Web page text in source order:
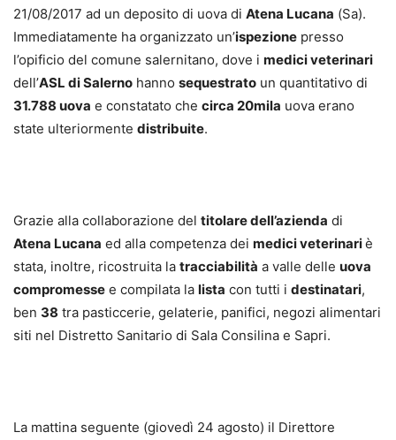
21/08/2017 ad un deposito di uova di Atena Lucana (Sa).
Immediatamente ha organizzato un’ispezione presso
l’opificio del comune salernitano, dove i medici veterinari
dell’ASL di Salerno hanno sequestrato un quantitativo di
31.788 uova e constatato che circa 20mila uova erano
state ulteriormente distribuite.
Grazie alla collaborazione del titolare dell’azienda di
Atena Lucana ed alla competenza dei medici veterinariè
stata, inoltre, ricostruita la tracciabilità a valle delle uova
compromesse e compilata la lista con tutti i destinatari,
ben 38 tra pasticcerie, gelaterie, panifici, negozi alimentari
siti nel Distretto Sanitario di Sala Consilina e Sapri.
La mattina seguente (giovedì 24 agosto) il Direttore